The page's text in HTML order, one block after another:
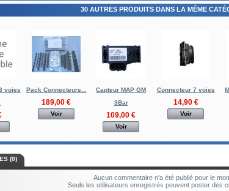
30 AUTRES PRODUITS DANS LA MÊME
voies
Pack Connecteurs...
189,00 €
Voir
Capteur MAP GM
3Bar
109,00 €
Voir
Connecteur 7 voies
14,90 €
Voir
(0)
Aucun commentaire n'a été publié pour le
Seuls les utilisateurs enregistrés peuvent poster des